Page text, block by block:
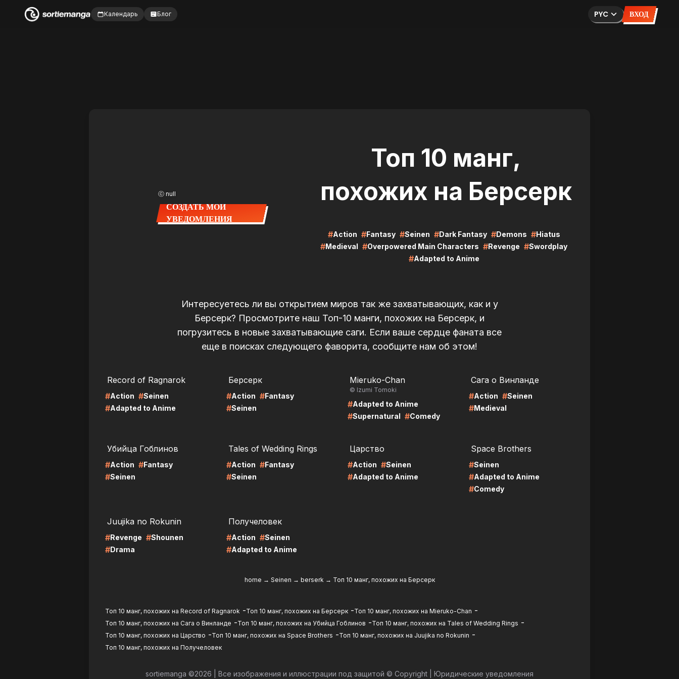
Календарь Блог PYC ВХОД
ⓒ null
СОЗДАТЬ МОИ
УВЕДОМЛЕНИЯ
Топ 10 манг,
похожих на Берсерк
#Action #Fantasy #Seinen #Dark Fantasy #Demons #Hiatus
#Medieval #Overpowered Main Characters #Revenge #Swordplay
#Adapted to Anime
Интересуетесь ли вы открытием миров так же захватывающих, как и у
Берсерк? Просмотрите наш Топ-10 манги, похожих на Берсерк, и
погрузитесь в новые захватывающие саги. Если ваше сердце фаната все
еще в поисках следующего фаворита, сообщите нам об этом!
Record of Ragnarok
#Action #Seinen
#Adapted to Anime
Берсерк
#Action #Fantasy
#Seinen
Mieruko-Chan
© Izumi Tomoki
#Adapted to Anime
#Supernatural #Comedy
Сага о Винланде
#Action #Seinen
#Medieval
Убийца Гоблинов
#Action #Fantasy
#Seinen
Tales of Wedding Rings
#Action #Fantasy
#Seinen
Царство
#Action #Seinen
#Adapted to Anime
Space Brothers
#Seinen
#Adapted to Anime
#Comedy
Juujika no Rokunin
#Revenge #Shounen
#Drama
Получеловек
#Action #Seinen
#Adapted to Anime
home → Seinen → berserk → Топ 10 манг, похожих на Берсерк
Топ 10 манг, похожих на Record of Ragnarok -Топ 10 манг, похожих на Берсерк -Топ 10 манг, похожих на Mieruko-Chan -
Топ 10 манг, похожих на Сага о Винланде -Топ 10 манг, похожих на Убийца Гоблинов -Топ 10 манг, похожих на Tales of Wedding Rings -
Топ 10 манг, похожих на Царство -Топ 10 манг, похожих на Space Brothers -Топ 10 манг, похожих на Juujika no Rokunin -
Топ 10 манг, похожих на Получеловек
sortiemanga ©2026 Все изображения и иллюстрации под защитой © Copyright Юридические уведомления